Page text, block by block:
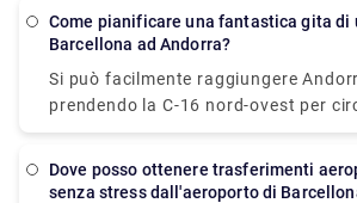
corsa per lo stesso, puoi contattarci
ore per raggiungere il Museo Dali in
contattarci come Rydeu.
Come pianificare una fantastica gita di un giorno da
Barcellona ad Andorra?
Si può facilmente raggiungere
prendendo la C-16 nord-ovest per
(200 km). Ci vogliono circa 2:45 ore
un'escursione in uno dei tre parchi
Dove posso ottenere trasferimenti aeroportuali facili e
senza stress dall'aeroporto di